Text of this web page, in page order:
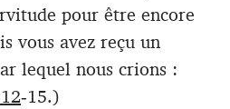
pour être encore
vous avez reçu un
lequel nous crions :
‑15.)